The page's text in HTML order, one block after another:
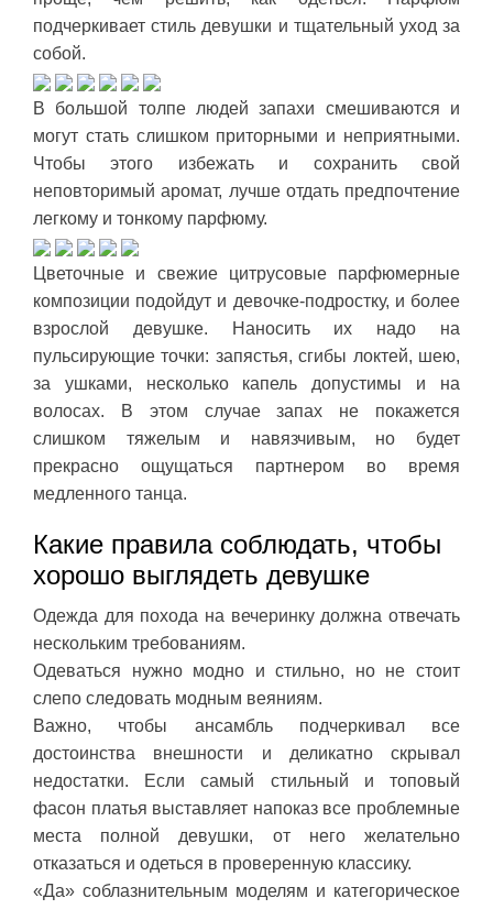
подчеркивает стиль девушки и тщательный уход за
собой.
В большой толпе людей запахи смешиваются и
могут стать слишком приторными и неприятными.
Чтобы этого избежать и сохранить свой
неповторимый аромат, лучше отдать предпочтение
легкому и тонкому парфюму.
Цветочные и свежие цитрусовые парфюмерные
композиции подойдут и девочке-подростку, и более
взрослой девушке. Наносить их надо на
пульсирующие точки: запястья, сгибы локтей, шею,
за ушками, несколько капель допустимы и на
волосах. В этом случае запах не покажется
слишком тяжелым и навязчивым, но будет
прекрасно ощущаться партнером во время
медленного танца.
Какие правила соблюдать, чтобы
хорошо выглядеть девушке
Одежда для похода на вечеринку должна отвечать
нескольким требованиям.
Одеваться нужно модно и стильно, но не стоит
слепо следовать модным веяниям.
Важно, чтобы ансамбль подчеркивал все
достоинства внешности и деликатно скрывал
недостатки. Если самый стильный и топовый
фасон платья выставляет напоказ все проблемные
места полной девушки, от него желательно
отказаться и одеться в проверенную классику.
«Да» соблазнительным моделям и категорическое